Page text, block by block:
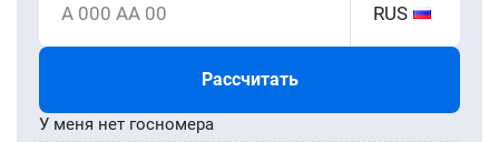
А 000 АА 00 RUS
Рассчитать
У меня нет госномера